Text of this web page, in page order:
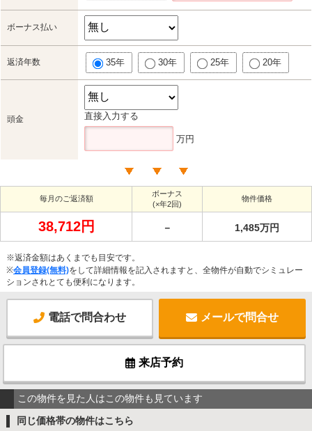
ボーナス払い
返済年数 35年 30年 25年 20年
頭金 直接入力する
万円
毎月のご返済額
ボーナス
(×年2回)
物件価格
38,712円 － 1,485万円
※返済金額はあくまでも目安です。
※会員登録(無料)をして詳細情報を記入されますと、全物件が自動でシミュレー
ションされとても便利になります。
電話で問合わせ メールで問合せ
来店予約
この物件を見た人はこの物件も見ています
同じ価格帯の物件はこちら